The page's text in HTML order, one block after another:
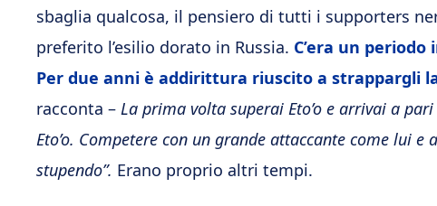
sbaglia qualcosa, il pensiero di tutti i supporters
preferito l’esilio dorato in Russia. C’era un
Per due anni è addirittura riuscito a strappargli la
racconta – La prima volta superai Eto’o e arrivai a
Eto’o. Competere con un grande attaccante come lui
stupendo”. Erano proprio altri tempi.